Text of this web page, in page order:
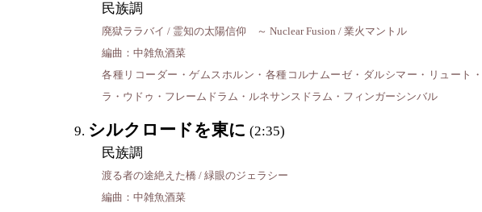
民族調
廃獄ララバイ / 霊知の太陽信仰 ～ Nuclear Fusion / 業火マントル
編曲：中雑魚酒菜
各種リコーダー・ゲムスホルン・各種コルナムーゼ・ダルシマー・リュート
ラ・ウドゥ・フレームドラム・ルネサンスドラム・フィンガーシンバル
シルクロードを東に (2:35)
民族調
渡る者の途絶えた橋 / 緑眼のジェラシー
編曲：中雑魚酒菜